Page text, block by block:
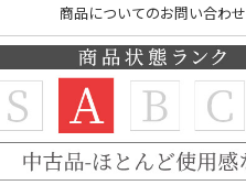
商品についてのお問い合わせ